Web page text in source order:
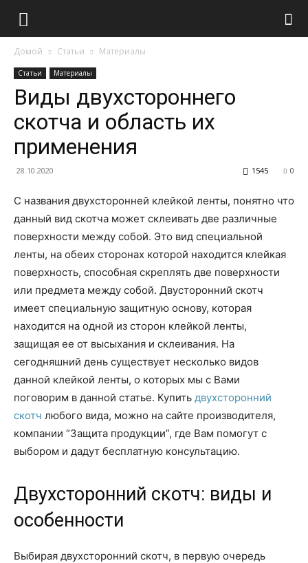
Домой Статьи Материалы
Статьи Материалы
Виды двухстороннего
скотча и область их
применения
28.10.2020 0
1545
С названия двухсторонней клейкой ленты, понятно что
данный вид скотча может склеивать две различные
поверхности между собой. Это вид специальной
ленты, на обеих сторонах которой находится клейкая
поверхность, способная скреплять две поверхности
или предмета между собой. Двусторонний скотч
имеет специальную защитную основу, которая
находится на одной из сторон клейкой ленты,
защищая ее от высыхания и склеивания. На
сегодняшний день существует несколько видов
данной клейкой ленты, о которых мы с Вами
поговорим в данной статье. Купить двухсторонний
скотч любого вида, можно на сайте производителя,
компании “Защита продукции”, где Вам помогут с
выбором и дадут бесплатную консультацию.
Двухсторонний скотч: виды и
особенности
Выбирая двухсторонний скотч, в первую очередь